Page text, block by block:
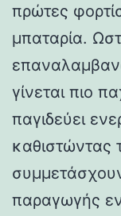
πρώτες
μπαταρία.
γίνεται πιο
παγιδεύει
καθιστώντας
παραγωγής